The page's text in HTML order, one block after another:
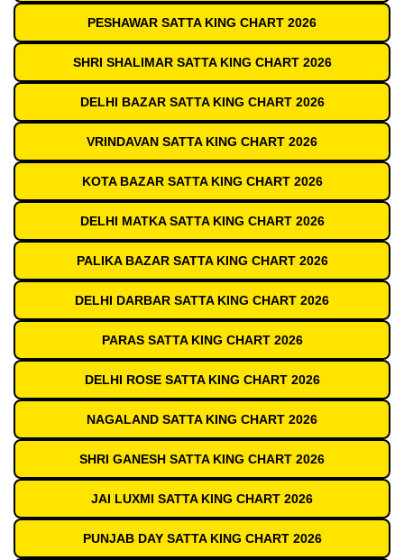
PESHAWAR SATTA KING CHART 2026
SHRI SHALIMAR SATTA KING CHART 2026
DELHI BAZAR SATTA KING CHART 2026
VRINDAVAN SATTA KING CHART 2026
KOTA BAZAR SATTA KING CHART 2026
DELHI MATKA SATTA KING CHART 2026
PALIKA BAZAR SATTA KING CHART 2026
DELHI DARBAR SATTA KING CHART 2026
PARAS SATTA KING CHART 2026
DELHI ROSE SATTA KING CHART 2026
NAGALAND SATTA KING CHART 2026
SHRI GANESH SATTA KING CHART 2026
JAI LUXMI SATTA KING CHART 2026
PUNJAB DAY SATTA KING CHART 2026